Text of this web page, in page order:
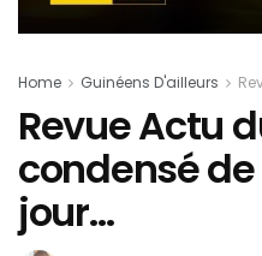
Home Guinéens D'ailleurs
Revue Actu
condensé
jour…